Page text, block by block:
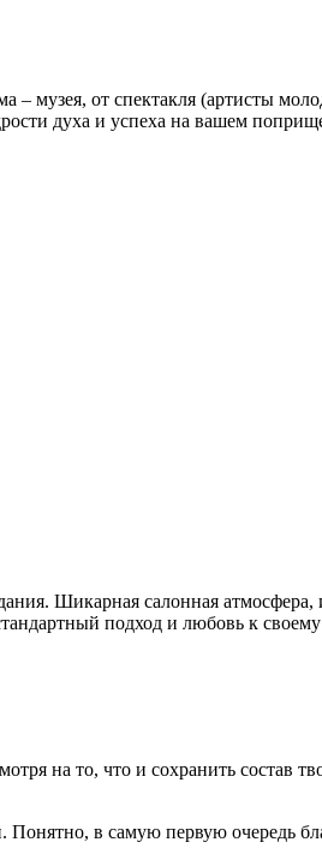
музея, от спектакля (артисты
духа и успеха на вашем
Шикарная салонная
подход и любовь к
на то, что и сохранить состав
в самую первую очередь